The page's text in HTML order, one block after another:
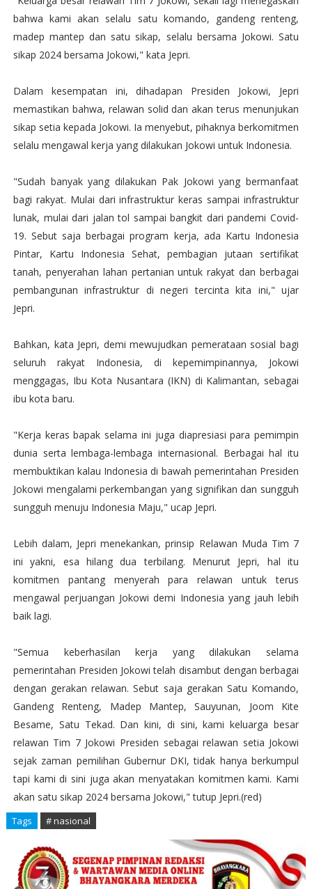
bahwa kami akan selalu satu komando, gandeng renteng,
madep mantep dan satu sikap, selalu bersama Jokowi. Satu
sikap 2024 bersama Jokowi," kata Jepri.
Dalam kesempatan ini, dihadapan Presiden Jokowi, Jepri
memastikan bahwa, relawan solid dan akan terus menunjukan
sikap setia kepada Jokowi. Ia menyebut, pihaknya berkomitmen
selalu mengawal kerja yang dilakukan Jokowi untuk Indonesia.
"Sudah banyak yang dilakukan Pak Jokowi yang bermanfaat
bagi rakyat. Mulai dari infrastruktur keras sampai infrastruktur
lunak, mulai dari jalan tol sampai bangkit dari pandemi Covid-
19. Sebut saja berbagai program kerja, ada Kartu Indonesia
Pintar, Kartu Indonesia Sehat, pembagian jutaan sertifikat
tanah, penyerahan lahan pertanian untuk rakyat dan berbagai
pembangunan infrastruktur di negeri tercinta kita ini," ujar
Jepri.
Bahkan, kata Jepri, demi mewujudkan pemerataan sosial bagi
seluruh rakyat Indonesia, di kepemimpinannya, Jokowi
menggagas, Ibu Kota Nusantara (IKN) di Kalimantan, sebagai
ibu kota baru.
"Kerja keras bapak selama ini juga diapresiasi para pemimpin
dunia serta lembaga-lembaga internasional. Berbagai hal itu
membuktikan kalau Indonesia di bawah pemerintahan Presiden
Jokowi mengalami perkembangan yang signifikan dan sungguh
sungguh menuju Indonesia Maju," ucap Jepri.
Lebih dalam, Jepri menekankan, prinsip Relawan Muda Tim 7
ini yakni, esa hilang dua terbilang. Menurut Jepri, hal itu
komitmen pantang menyerah para relawan untuk terus
mengawal perjuangan Jokowi demi Indonesia yang jauh lebih
baik lagi.
"Semua keberhasilan kerja yang dilakukan selama
pemerintahan Presiden Jokowi telah disambut dengan berbagai
dengan gerakan relawan. Sebut saja gerakan Satu Komando,
Gandeng Renteng, Madep Mantep, Sauyunan, Joom Kite
Besame, Satu Tekad. Dan kini, di sini, kami keluarga besar
relawan Tim 7 Jokowi Presiden sebagai relawan setia Jokowi
sejak zaman pemilihan Gubernur DKI, tidak hanya berkumpul
tapi kami di sini juga akan menyatakan komitmen kami. Kami
akan satu sikap 2024 bersama Jokowi," tutup Jepri.(red)
Tags # nasional